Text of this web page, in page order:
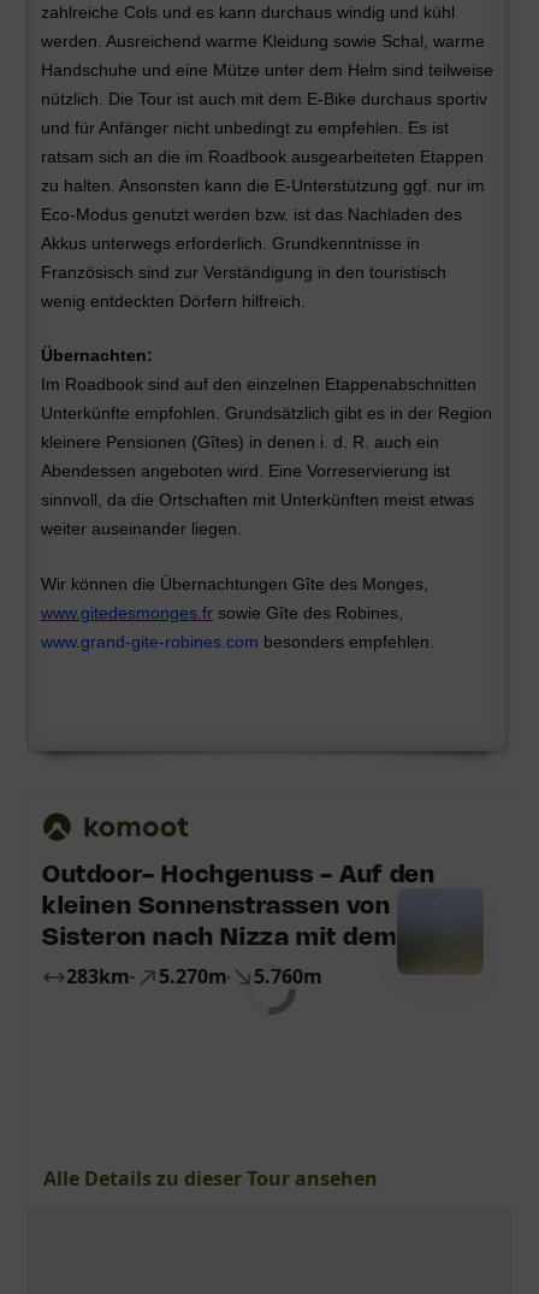
zahlreiche Cols und es kann durchaus windig und kühl
werden. Ausreichend warme Kleidung sowie Schal, warme
Handschuhe und eine Mütze unter dem Helm sind teilweise
nützlich. Die Tour ist auch mit dem E-Bike durchaus sportiv
und für Anfänger nicht unbedingt zu empfehlen. Es ist
ratsam sich an die im Roadbook ausgearbeiteten Etappen
zu halten. Ansonsten kann die E-Unterstützung ggf. nur im
Eco-Modus genutzt werden bzw. ist das Nachladen des
Akkus unterwegs erforderlich. Grundkenntnisse in
Französisch sind zur Verständigung in den touristisch
wenig entdeckten Dörfern hilfreich.
Übernachten:
Im Roadbook sind auf den einzelnen Etappenabschnitten
Unterkünfte empfohlen. Grundsätzlich gibt es in der Region
kleinere Pensionen (Gîtes) in denen i. d. R. auch ein
Abendessen angeboten wird. Eine Vorreservierung ist
sinnvoll, da die Ortschaften mit Unterkünften meist etwas
weiter auseinander liegen.
Wir können die Übernachtungen Gîte des Monges,
www.gitedesmonges.frsowie Gîte des Robines,
www.grand-gite-robines.com besonders empfehlen.